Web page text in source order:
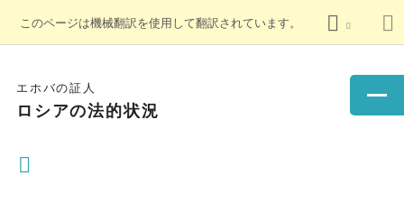
このページは機械翻訳を使用して翻訳されています。
エホバの証人
ロシアの法的状況